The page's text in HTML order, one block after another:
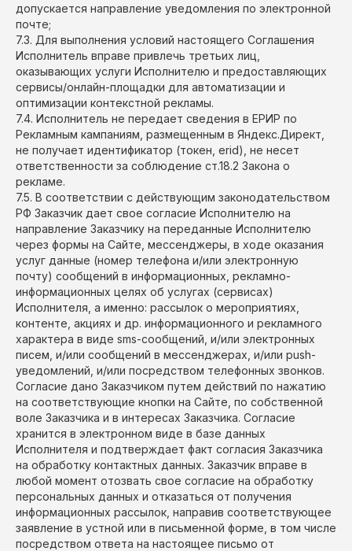
допускается направление уведомления по электронной
почте;
7.3. Для выполнения условий настоящего Соглашения
Исполнитель вправе привлечь третьих лиц,
оказывающих услуги Исполнителю и предоставляющих
сервисы/онлайн-площадки для автоматизации и
оптимизации контекстной рекламы.
7.4. Исполнитель не передает сведения в ЕРИР по
Рекламным кампаниям, размещенным в Яндекс.Директ,
не получает идентификатор (токен, erid), не несет
ответственности за соблюдение ст.18.2 Закона о
рекламе.
7.5. В соответствии с действующим законодательством
РФ Заказчик дает свое согласие Исполнителю на
направление Заказчику на переданные Исполнителю
через формы на Сайте, мессенджеры, в ходе оказания
услуг данные (номер телефона и/или электронную
почту) сообщений в информационных, рекламно-
информационных целях об услугах (сервисах)
Исполнителя, а именно: рассылок о мероприятиях,
контенте, акциях и др. информационного и рекламного
характера в виде sms-сообщений, и/или электронных
писем, и/или сообщений в мессенджерах, и/или push-
уведомлений, и/или посредством телефонных звонков.
Согласие дано Заказчиком путем действий по нажатию
на соответствующие кнопки на Сайте, по собственной
воле Заказчика и в интересах Заказчика. Согласие
хранится в электронном виде в базе данных
Исполнителя и подтверждает факт согласия Заказчика
на обработку контактных данных. Заказчик вправе в
любой момент отозвать свое согласие на обработку
персональных данных и отказаться от получения
информационных рассылок, направив соответствующее
заявление в устной или в письменной форме, в том числе
посредством ответа на настоящее письмо от